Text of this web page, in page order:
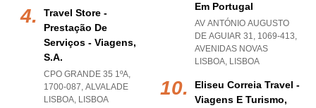
Travel Store -
Prestação De
Serviços - Viagens,
S.a.
CPO GRANDE 35 1ºA,
1700-087, ALVALADE
LISBOA, LISBOA
Em Portugal
AV ANTÓNIO AUGUSTO
DE AGUIAR 31, 1069-413,
AVENIDAS NOVAS
LISBOA, LISBOA
Eliseu Correia Travel -
Viagens E Turismo,